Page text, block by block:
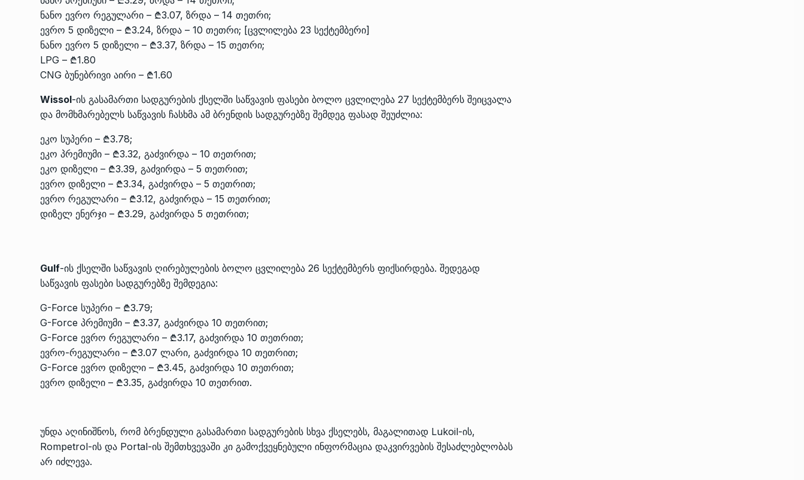
ნანო ევრო რეგულარი – ₾3.07, ზრდა – 14 თეთრი;
ევრო 5 დიზელი – ₾3.24, ზრდა – 10 თეთრი; [ცვლილება 23 სექტემბერი]
ნანო ევრო 5 დიზელი – ₾3.37, ზრდა – 15 თეთრი;
LPG – ₾1.80
CNG ბუნებრივი აირი – ₾1.60
Wissol-ის გასამართი სადგურების ქსელში საწვავის ფასები ბოლო ცვლილება 27 სექტემბერს შეიცვალა
და მომხმარებელს საწვავის ჩასხმა ამ ბრენდის სადგურებზე შემდეგ ფასად შეუძლია:
ეკო სუპერი – ₾3.78;
ეკო პრემიუმი – ₾3.32, გაძვირდა – 10 თეთრით;
ეკო დიზელი – ₾3.39, გაძვირდა – 5 თეთრით;
ევრო დიზელი – ₾3.34, გაძვირდა – 5 თეთრით;
ევრო რეგულარი – ₾3.12, გაძვირდა – 15 თეთრით;
დიზელ ენერჯი – ₾3.29, გაძვირდა 5 თეთრით;
Gulf-ის ქსელში საწვავის ღირებულების ბოლო ცვლილება 26 სექტემბერს ფიქსირდება. შედეგად
საწვავის ფასები სადგურებზე შემდეგია:
G-Force სუპერი – ₾3.79;
G-Force პრემიუმი – ₾3.37, გაძვირდა 10 თეთრით;
G-Force ევრო რეგულარი – ₾3.17, გაძვირდა 10 თეთრით;
ევრო-რეგულარი – ₾3.07 ლარი, გაძვირდა 10 თეთრით;
G-Force ევრო დიზელი – ₾3.45, გაძვირდა 10 თეთრით;
ევრო დიზელი – ₾3.35, გაძვირდა 10 თეთრით.
უნდა აღინიშნოს, რომ ბრენდული გასამართი სადგურების სხვა ქსელებს, მაგალითად Lukoil-ის,
Rompetrol-ის და Portal-ის შემთხვევაში კი გამოქვეყნებული ინფორმაცია დაკვირვების შესაძლებლობას
არ იძლევა.